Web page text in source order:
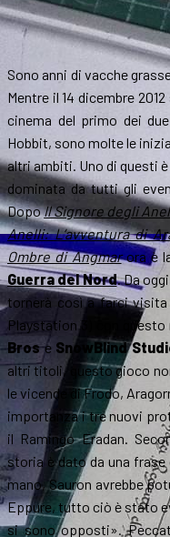
Sono anni di vacche
Mentre il 14 dicembre
cinema del primo dei
Hobbit, sono molte le
altri ambiti. Uno di questi
dominata da tutti gli
DopoIl Signore degli
Anelli: L’avventura di
Ombre di Angmarora è
Guerra del Nord. Da
tornerà così a farci
Playstation 3) con
Brose SnowBlind
altri titoli, questo gioco
le vicende di Frodo,
importanza i tre nuovi
il Ramingo Eradan.
storia è dato da una frase
mano, Sauron avrebbe
Eppure, tutto ciò è stato
si sono opposti».